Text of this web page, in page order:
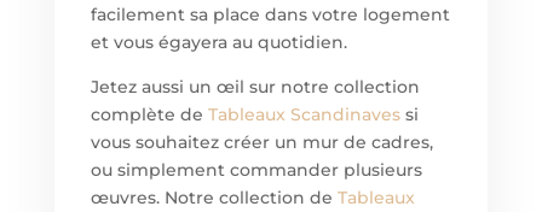
facilement sa place dans votre logement
et vous égayera au quotidien.
Jetez aussi un œil sur notre collection
complète de Tableaux Scandinavessi
vous souhaitez créer un mur de cadres,
ou simplement commander plusieurs
œuvres. Notre collection de Tableaux